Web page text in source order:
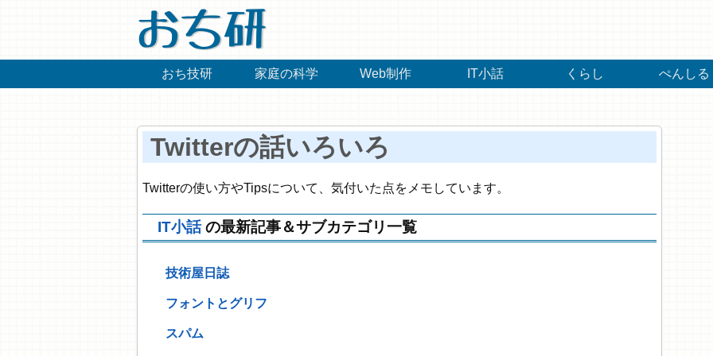
おち研
おち技研 家庭の科学 Web制作 IT小話 くらし ぺんしる
Twitterの話いろいろ
Twitterの使い方やTipsについて、気付いた点をメモしています。
IT小話の最新記事＆サブカテゴリ一覧
技術屋日誌
フォントとグリフ
スパム